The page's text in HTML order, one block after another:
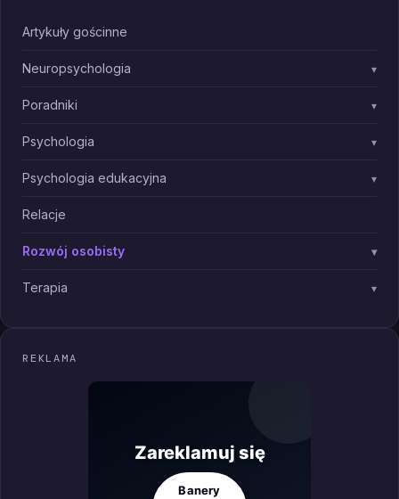
Artykuły gościnne
Neuropsychologia ▾
Poradniki ▾
Psychologia ▾
Psychologia edukacyjna ▾
Relacje
Rozwój osobisty ▾
Terapia ▾
REKLAMA
Zareklamuj się
Banery